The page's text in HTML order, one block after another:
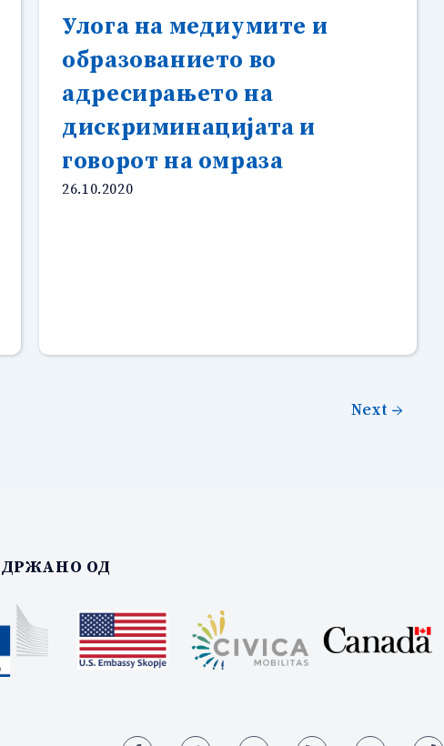
ИНКЛУЗИВНО
Улога на медиумите и
образованието во
адресирањето на
дискриминацијата и
говорот на омраза
26.10.2020
Next →
ОД